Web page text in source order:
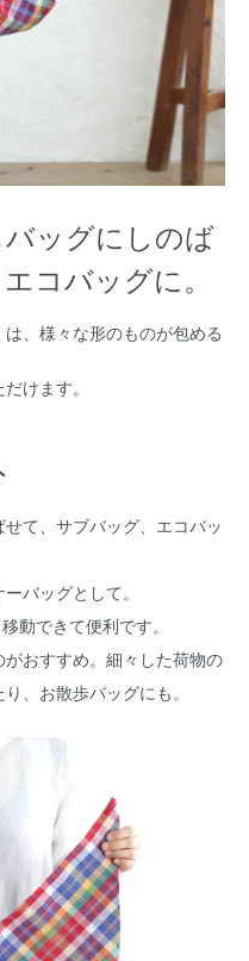
ッグにしのば
コバッグに。
、様々な形のものが包める
けます。
て、サブバッグ、エコバッ
バッグとして。
動できて便利です。
おすすめ。細々した荷物の
、お散歩バッグにも。